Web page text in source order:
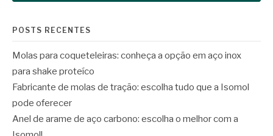
POSTS RECENTES
Molas para coqueteleiras: conheça a opção em aço inox
para shake proteíco
Fabricante de molas de tração: escolha tudo que a Isomol
pode oferecer
Anel de arame de aço carbono: escolha o melhor com a